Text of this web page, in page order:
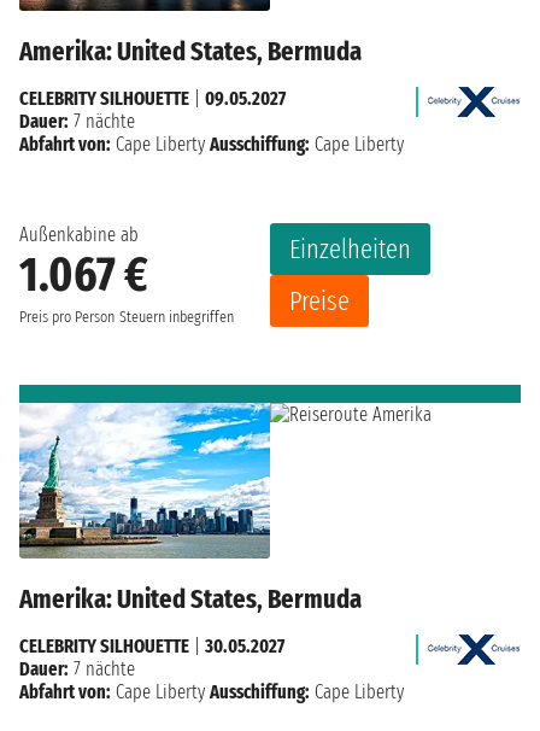
Amerika: United States, Bermuda
Außenkabine ab
1.067 €
Preis pro Person Steuern inbegriffen
Einzelheiten
Preise
CELEBRITY SILHOUETTE
09.05.2027
Dauer: 7 nächte
Abfahrt von: Cape Liberty Ausschiffung: Cape Liberty
Amerika: United States, Bermuda
CELEBRITY SILHOUETTE
30.05.2027
Dauer: 7 nächte
Abfahrt von: Cape Liberty Ausschiffung: Cape Liberty